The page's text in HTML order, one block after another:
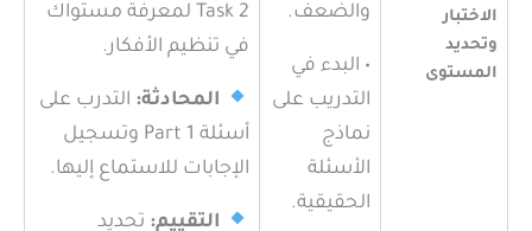
الاختبار
وتحديد
المستوى
والضعف.
• البدء في
التدريب على
نماذج
الأسئلة
الحقيقية.
Task 2 لمعرفة مستواك
في تنظيم الأفكار.
المحادثة: التدرب على
أسئلة Part 1 وتسجيل
الإجابات للاستماع إليها.
التقييم: تحديد